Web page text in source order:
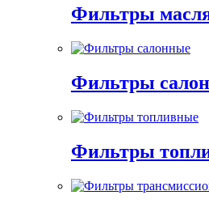
Фильтры
Фильтры
Фильтры